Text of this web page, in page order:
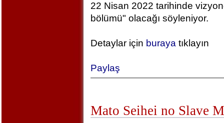
22 Nisan 2022 tarihinde
bölümü" olacağı söyleniyor.
Detaylar için buraya tıklayın
Paylaş
Mato Seihei no Slave